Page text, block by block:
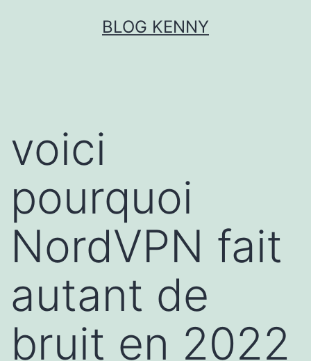
BLOG KENNY
voici
pourquoi
NordVPN fait
autant de
bruit en 2022